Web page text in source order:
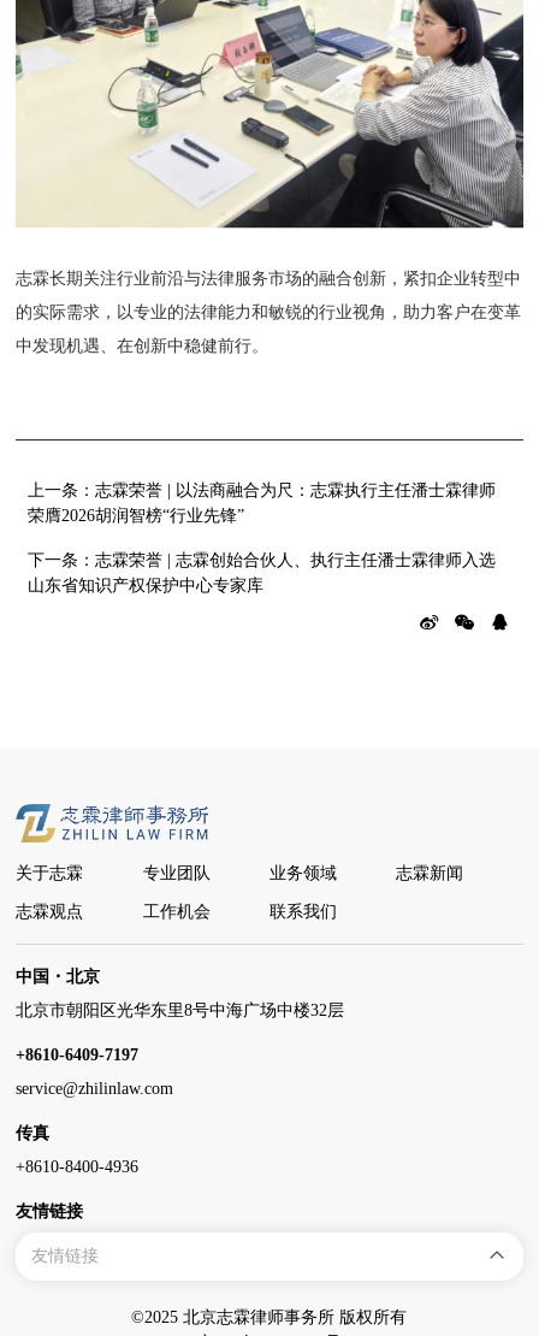
志霖长期关注行业前沿与法律服务市场的融合创新，紧扣企业转型中
的实际需求，以专业的法律能力和敏锐的行业视角，助力客户在变革
中发现机遇、在创新中稳健前行。
上一条：志霖荣誉 | 以法商融合为尺：志霖执行主任潘士霖律师
荣膺2026胡润智榜“行业先锋”
下一条：志霖荣誉 | 志霖创始合伙人、执行主任潘士霖律师入选
山东省知识产权保护中心专家库
关于志霖 专业团队 业务领域 志霖新闻
志霖观点 工作机会 联系我们
中国・北京
北京市朝阳区光华东里8号中海广场中楼32层
+8610-6409-7197
service@zhilinlaw.com
传真
+8610-8400-4936
友情链接
友情链接
©2025 北京志霖律师事务所 版权所有